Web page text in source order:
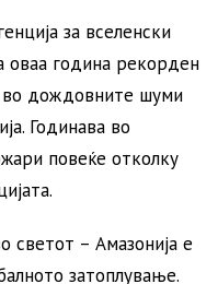
за вселенски
оваа година рекорден
во дождовните шуми
Годинава во
повеќе отколку
светот – Амазонија е
затоплување.